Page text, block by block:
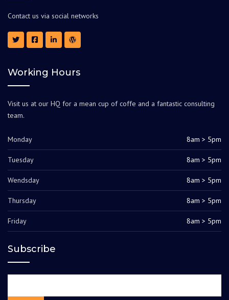
Contact us via social networks
Working Hours
Visit us at our HQ for a mean cup of coffe and a fantastic consulting
team.
Monday 8am > 5pm
Tuesday 8am > 5pm
Wendsday 8am > 5pm
Thursday 8am > 5pm
Friday 8am > 5pm
Subscribe